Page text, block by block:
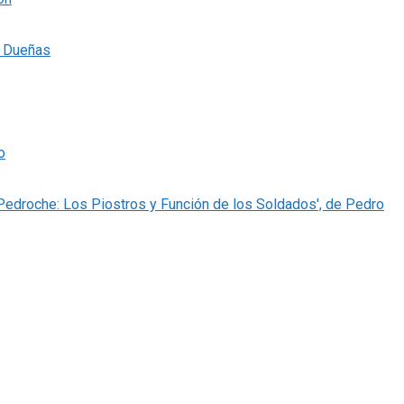
Los Piostros y Función de los Soldados', de Pedro